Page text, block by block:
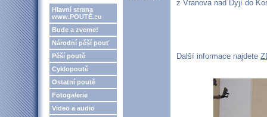
Hlavní strana
www.POUTĚ.eu
Bude a zveme!
Národní pěší pouť
Pěší poutě
Cyklopoutě
Ostatní poutě
Fotogalerie
Video a audio
z Vranova nad Dyjí do
Další informace najdete